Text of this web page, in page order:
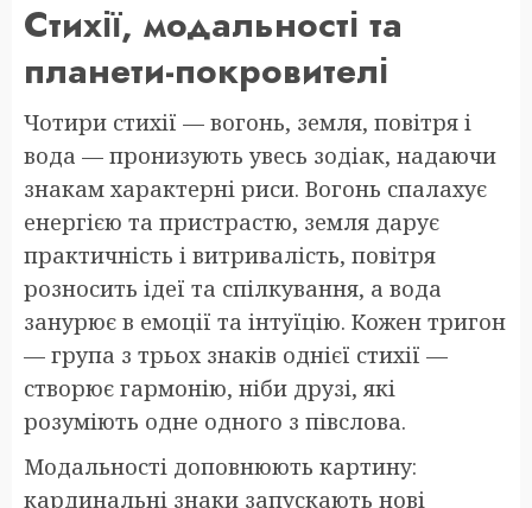
Стихії, модальності та
планети-покровителі
Чотири стихії — вогонь, земля, повітря і
вода — пронизують увесь зодіак, надаючи
знакам характерні риси. Вогонь спалахує
енергією та пристрастю, земля дарує
практичність і витривалість, повітря
розносить ідеї та спілкування, а вода
занурює в емоції та інтуїцію. Кожен тригон
— група з трьох знаків однієї стихії —
створює гармонію, ніби друзі, які
розуміють одне одного з півслова.
Модальності доповнюють картину:
кардинальні знаки запускають нові